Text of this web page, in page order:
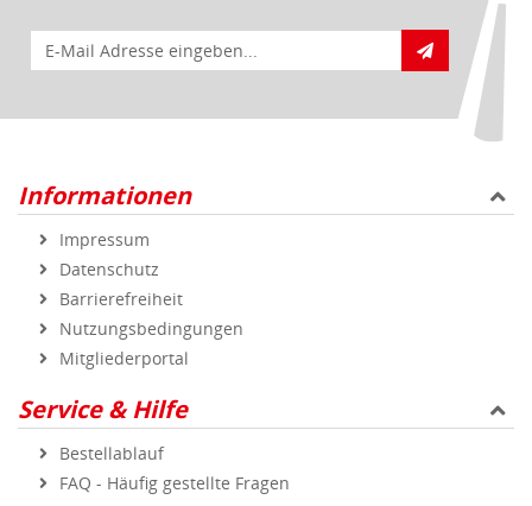
E-Mail für Newsletteranmeldung
Informationen
Impressum
Datenschutz
Barrierefreiheit
Nutzungsbedingungen
Mitgliederportal
Service & Hilfe
Bestellablauf
FAQ - Häufig gestellte Fragen